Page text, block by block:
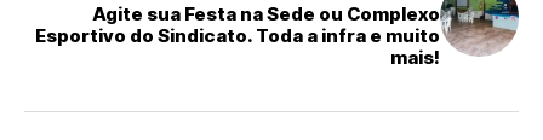
Agite sua Festa na Sede ou Complexo
Esportivo do Sindicato. Toda a infra e muito
mais!